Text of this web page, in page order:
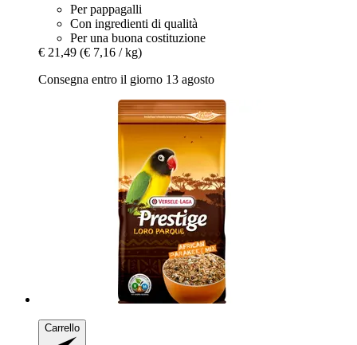
Per pappagalli
Con ingredienti di qualità
Per una buona costituzione
€ 21,49 (€ 7,16 / kg)
Consegna entro il giorno 13 agosto
Carrello